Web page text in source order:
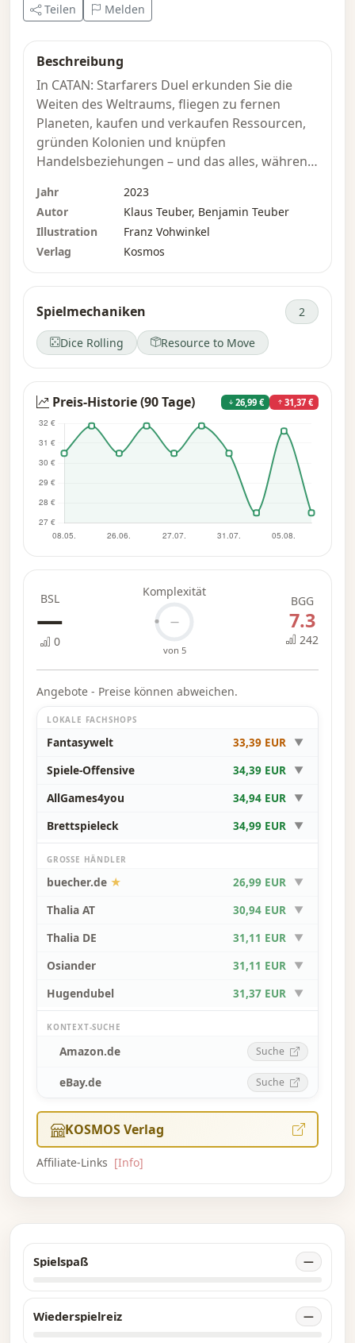
Teilen
Melden
Beschreibung
In CATAN: Starfarers Duel erkunden Sie die
Weiten des Weltraums, fliegen zu fernen
Planeten, kaufen und verkaufen Ressourcen,
gründen Kolonien und knüpfen
Handelsbeziehungen – und das alles, während
androhen. Vielleicht möchten Sie auch Ihr
Raumschiff bewaffnen, um gegen
Bedrohungen gewappnet zu sein...
überarbeitet wurde, umfasst fünf
Einstiegsmissionen und bietet variable
Spieloptionen.
Jahr
2023
Autor
Klaus Teuber, Benjamin Teuber
Illustration
Franz Vohwinkel
Verlag
Kosmos
Spielmechaniken 2
Dice Rolling Resource to Move
Preis-Historie (90 Tage) 26,99 € 31,37 €
BSL
—
0
Komplexität
—
von 5
BGG
7.3
242
Angebote - Preise können abweichen.
LOKALE FACHSHOPS
Fantasywelt 33,39 EUR ▼
Spiele-Offensive 34,39 EUR ▼
AllGames4you 34,94 EUR ▼
Brettspieleck 34,99 EUR ▼
GROSSE HÄNDLER
buecher.de ★ 26,99 EUR ▼
Thalia AT 30,94 EUR ▼
Thalia DE 31,11 EUR ▼
Osiander 31,11 EUR ▼
Hugendubel 31,37 EUR ▼
KONTEXT-SUCHE
Amazon.de Suche
eBay.de Suche
KOSMOS Verlag
Affiliate-Links [Info]
Spielspaß —
Wiederspielreiz —